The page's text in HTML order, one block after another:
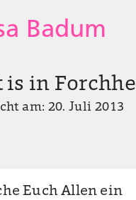
Badum
is in
am: 20. Juli 2013
Euch Allen ein